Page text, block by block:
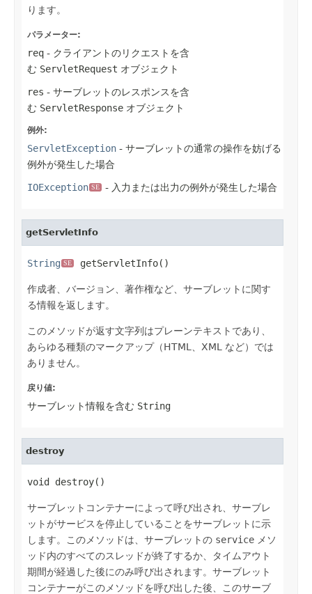
ります。
パラメーター:
req - クライアントのリクエストを含
む ServletRequest オブジェクト
res - サーブレットのレスポンスを含
む ServletResponse オブジェクト
例外:
ServletException - サーブレットの通常の操作を妨げる
例外が発生した場合
IOException SE - 入力または出力の例外が発生した場合
getServletInfo
String SE getServletInfo()
作成者、バージョン、著作権など、サーブレットに関す
る情報を返します。
このメソッドが返す文字列はプレーンテキストであり、
あらゆる種類のマークアップ（HTML、XML など）では
ありません。
戻り値:
サーブレット情報を含む String
destroy
void destroy()
サーブレットコンテナーによって呼び出され、サーブレ
ットがサービスを停止していることをサーブレットに示
します。このメソッドは、サーブレットの service メソ
ッド内のすべてのスレッドが終了するか、タイムアウト
期間が経過した後にのみ呼び出されます。サーブレット
コンテナーがこのメソッドを呼び出した後、このサーブ